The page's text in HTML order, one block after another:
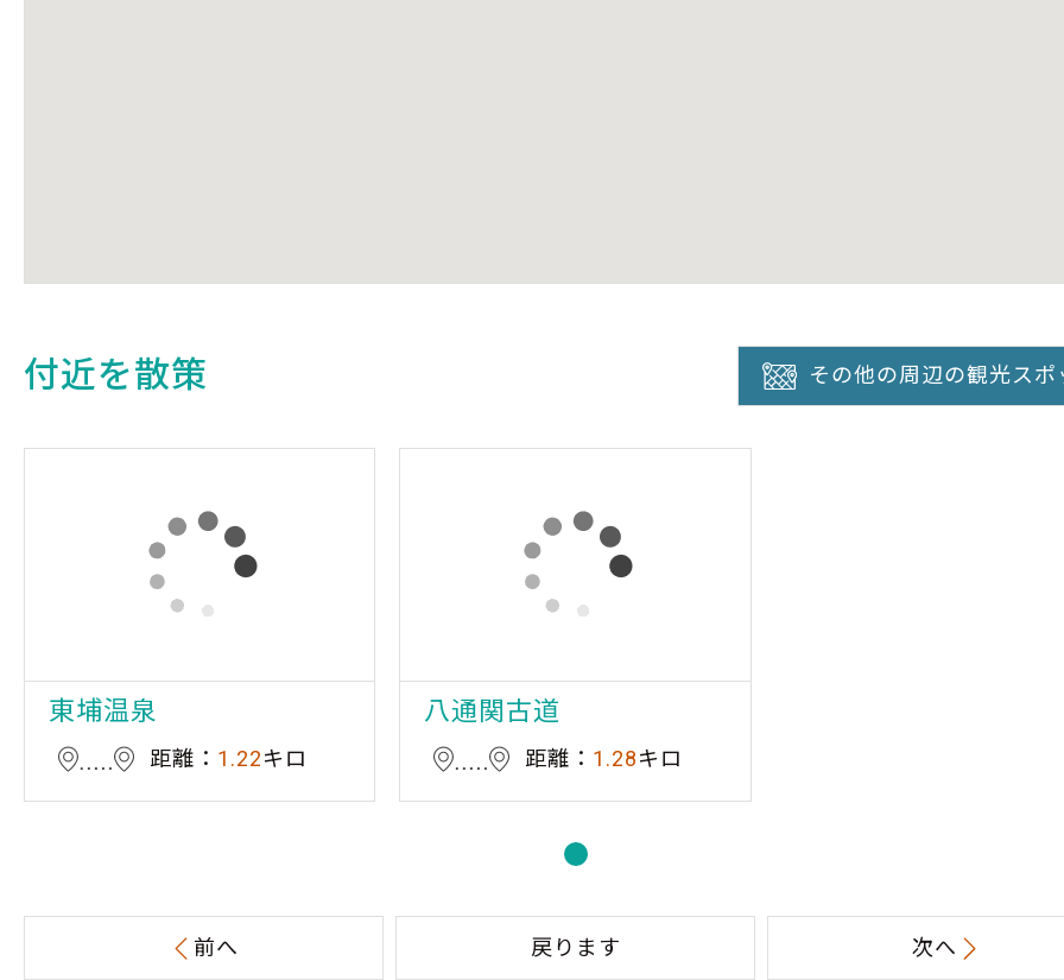
付近を散策 その他の周辺の観光スポ
東埔温泉
距離： 1.22キロ
八通関古道
距離： 1.28キロ
前へ 戻ります 次へ